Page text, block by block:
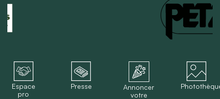
Espace
pro
Presse
Annoncer
votre